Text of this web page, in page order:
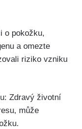
⁤o pokožku,
⁢a‌ omezte
riziko vzniku
Zdravý ‍životní
může